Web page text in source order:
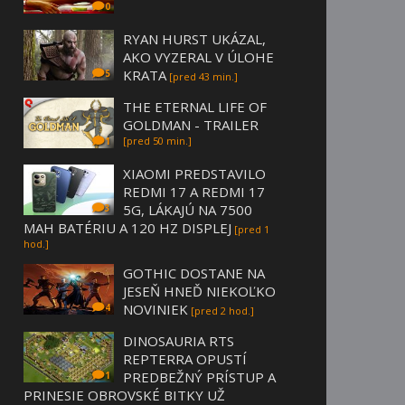
0
5
RYAN HURST UKÁZAL,
AKO VYZERAL V ÚLOHE
KRATA [pred 43 min.]
1
THE ETERNAL LIFE OF
GOLDMAN - TRAILER
[pred 50 min.]
3
XIAOMI PREDSTAVILO
REDMI 17 A REDMI 17
5G, LÁKAJÚ NA 7500
MAH BATÉRIU A 120 HZ DISPLEJ [pred 1
hod.]
4
GOTHIC DOSTANE NA
JESEŇ HNEĎ NIEKOĽKO
NOVINIEK [pred 2 hod.]
1
DINOSAURIA RTS
REPTERRA OPUSTÍ
PREDBEŽNÝ PRÍSTUP A
PRINESIE OBROVSKÉ BITKY UŽ